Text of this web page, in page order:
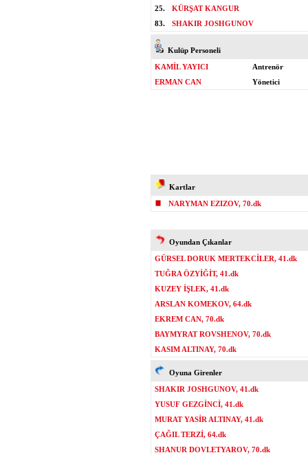
25.
KÜRŞAT KANGUR
83.
SHAKIR JOSHGUNOV
Kulüp Personeli
KAMİL YAYICI
Antrenör
ERMAN CAN
Yönetici
Kartlar
NARYMAN EZIZOV, 70.dk
Oyundan Çıkanlar
GÜRSEL DORUK MERTEKCİLER, 41.dk
TUĞRA ÖZYİĞİT, 41.dk
KUZEY İŞLEK, 41.dk
ARSLAN KOMEKOV, 64.dk
EKREM CAN, 70.dk
BAYMYRAT ROVSHENOV, 70.dk
KASIM ALTINAY, 70.dk
Oyuna Girenler
SHAKIR JOSHGUNOV, 41.dk
YUSUF GEZGİNCİ, 41.dk
MURAT YASİR ALTINAY, 41.dk
ÇAĞIL TERZİ, 64.dk
SHANUR DOVLETYAROV, 70.dk